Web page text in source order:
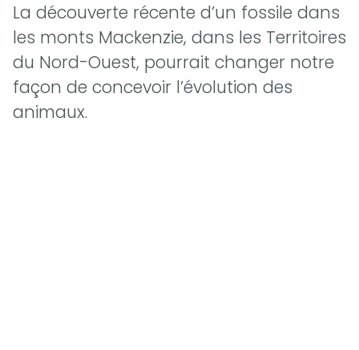
La découverte récente d’un fossile dans
les monts Mackenzie, dans les Territoires
du Nord-Ouest, pourrait changer notre
façon de concevoir l’évolution des
animaux.